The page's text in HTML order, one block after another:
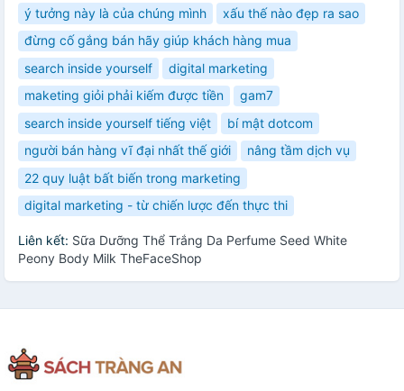
ý tưởng này là của chúng mình
xấu thế nào đẹp ra sao
đừng cố gắng bán hãy giúp khách hàng mua
search inside yourself
digital marketing
maketing giỏi phải kiếm được tiền
gam7
search inside yourself tiếng việt
bí mật dotcom
người bán hàng vĩ đại nhất thế giới
nâng tầm dịch vụ
22 quy luật bất biến trong marketing
digital marketing - từ chiến lược đến thực thi
Liên kết: Sữa Dưỡng Thể Trắng Da Perfume Seed White
Peony Body Milk TheFaceShop